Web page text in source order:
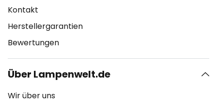
Kontakt
Herstellergarantien
Bewertungen
Über Lampenwelt.de
Wir über uns